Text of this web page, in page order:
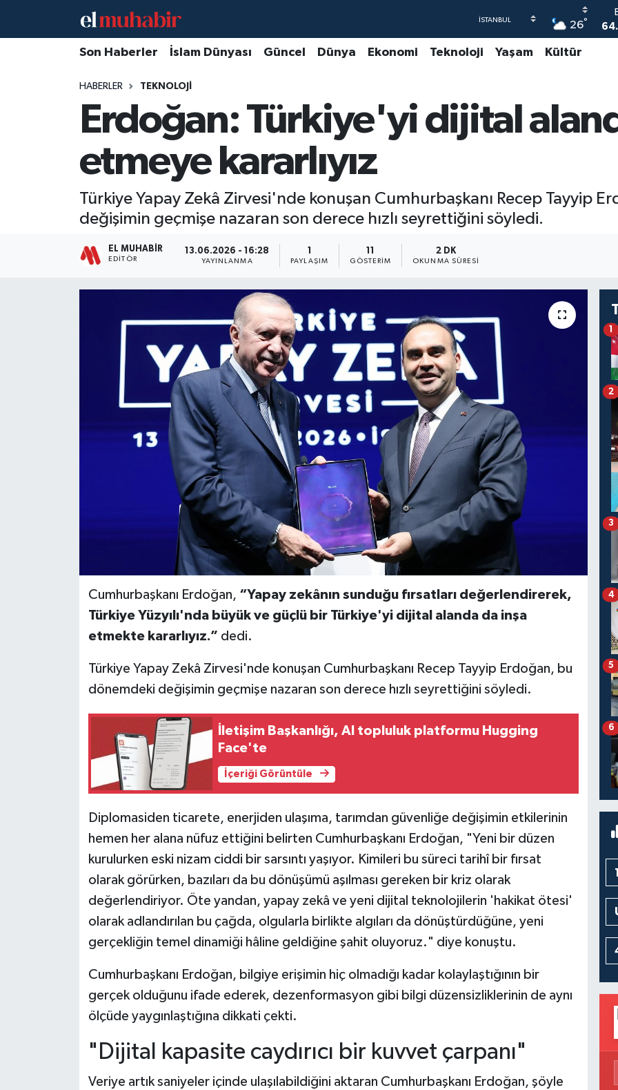
26°
Son Haberler İslam Dünyası Güncel Dünya Ekonomi Teknoloji Yaşam Kültür
HABERLER TEKNOLOJI
Erdoğan: Türkiye'yi dijital
etmeye kararlıyız
Türkiye Yapay Zekâ Zirvesi'nde konuşan Cumhurbaşkanı Recep Tayyip
değişimin geçmişe nazaran son derece hızlı seyrettiğini söyledi.
EL MUHABIR
EDITÖR
13.06.2026 - 16:28
YAYINLANMA
1
PAYLAŞIM
11
GÖSTERIM
2 DK
OKUNMA SÜRESI
Cumhurbaşkanı Erdoğan, “Yapay zekânın sunduğu fırsatları değerlendirerek,
Türkiye Yüzyılı'nda büyük ve güçlü bir Türkiye'yi dijital alanda da inşa
etmekte kararlıyız.” dedi.
Türkiye Yapay Zekâ Zirvesi'nde konuşan Cumhurbaşkanı Recep Tayyip Erdoğan, bu
dönemdeki değişimin geçmişe nazaran son derece hızlı seyrettiğini söyledi.
İletişim Başkanlığı, AI topluluk platformu Hugging
Face'te
İçeriği Görüntüle
Diplomasiden ticarete, enerjiden ulaşıma, tarımdan güvenliğe değişimin etkilerinin
hemen her alana nüfuz ettiğini belirten Cumhurbaşkanı Erdoğan, "Yeni bir düzen
kurulurken eski nizam ciddi bir sarsıntı yaşıyor. Kimileri bu süreci tarihî bir fırsat
olarak görürken, bazıları da bu dönüşümü aşılması gereken bir kriz olarak
değerlendiriyor. Öte yandan, yapay zekâ ve yeni dijital teknolojilerin 'hakikat ötesi'
olarak adlandırılan bu çağda, olgularla birlikte algıları da dönüştürdüğüne, yeni
gerçekliğin temel dinamiği hâline geldiğine şahit oluyoruz." diye konuştu.
Cumhurbaşkanı Erdoğan, bilgiye erişimin hiç olmadığı kadar kolaylaştığının bir
gerçek olduğunu ifade ederek, dezenformasyon gibi bilgi düzensizliklerinin de aynı
ölçüde yaygınlaştığına dikkati çekti.
"Dijital kapasite caydırıcı bir kuvvet çarpanı"
Veriye artık saniyeler içinde ulaşılabildiğini aktaran Cumhurbaşkanı Erdoğan, şöyle
1
2
3
4
5
6
Hava Durumu
Trafik Durumu
Süper Lig Puan Durumu ve Fikstür
Tüm Manşetler
Son Dakika Haberleri
Haber Arşivi